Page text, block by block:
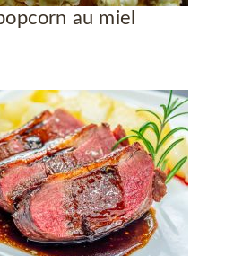
au miel